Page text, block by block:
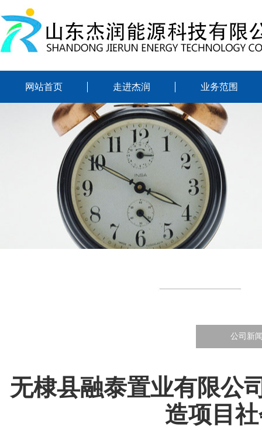
网站首页 走进杰润 业务范围
公司新
无棣县融泰置业有限公
造项目